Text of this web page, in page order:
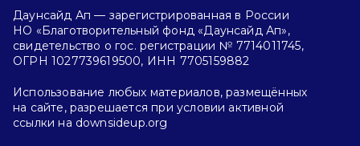
Даунсайд Ап — зарегистрированная в России
НО «Благотворительный фонд «Даунсайд Ап»,
свидетельство о гос. регистрации № 7714011745,
ОГРН 1027739619500, ИНН 7705159882
Использование любых материалов, размещённых
на сайте, разрешается при условии активной
ссылки на downsideup.org